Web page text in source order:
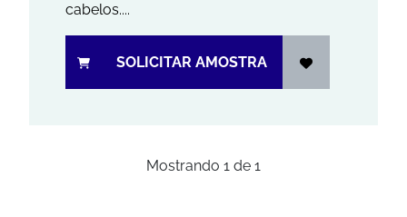
cabelos....
SOLICITAR AMOSTRA
Mostrando 1 de 1